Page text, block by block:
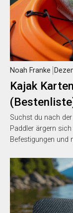
Kajak
Noah Franke
Suchst du nach
Paddler ärgern
Befestigungen und